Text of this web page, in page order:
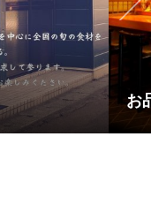
お